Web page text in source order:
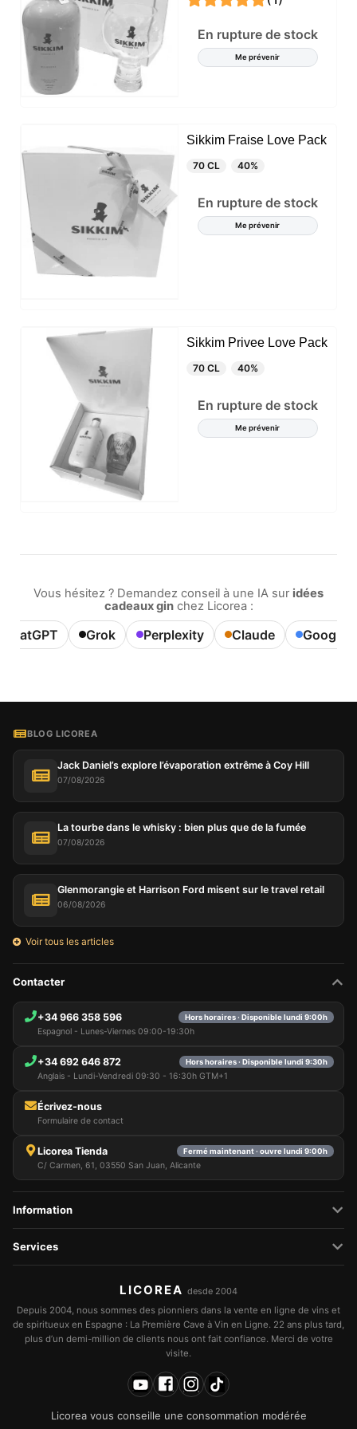
En rupture de stock
Me prévenir
Sikkim Fraise Love Pack
70 CL 40%
En rupture de stock
Me prévenir
Sikkim Privee Love Pack
70 CL 40%
En rupture de stock
Me prévenir
Vous hésitez ? Demandez conseil à une IA sur idées
cadeaux ginchez Licorea :
ChatGPT Grok Perplexity Claude Google
BLOG LICOREA
Jack Daniel’s explore l’évaporation extrême à Coy Hill
07/08/2026
La tourbe dans le whisky : bien plus que de la fumée
07/08/2026
Glenmorangie et Harrison Ford misent sur le travel retail
06/08/2026
Voir tous les articles
Contacter
+34 966 358 596 Hors horaires · Disponible lundi 9:00h
Espagnol - Lunes-Viernes 09:00-19:30h
+34 692 646 872 Hors horaires · Disponible lundi 9:30h
Anglais - Lundi-Vendredi 09:30 - 16:30h GTM+1
Écrivez-nous
Formulaire de contact
Licorea Tienda Fermé maintenant · ouvre lundi 9:00h
C/ Carmen, 61, 03550 San Juan, Alicante
Information
Services
LICOREA desde 2004
Depuis 2004, nous sommes des pionniers dans la vente en ligne de vins et
de spiritueux en Espagne : La Première Cave à Vin en Ligne. 22 ans plus tard,
plus d’un demi-million de clients nous ont fait confiance. Merci de votre
visite.
Licorea vous conseille une consommation modérée
cookies nécessaires. Vous pouvez personnaliser
votre choix et sélectionner les cookies que vous
nous autorisez à utiliser dans votre session.